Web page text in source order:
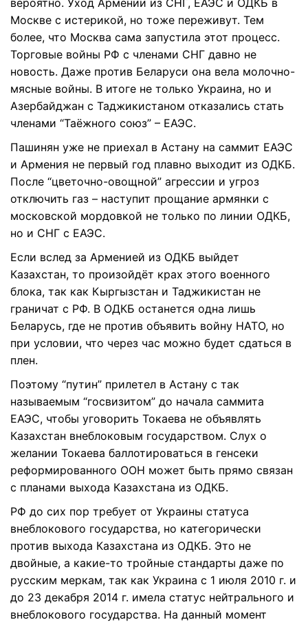
вероятно. Уход Армении из СНГ, ЕАЭС и ОДКБ в
Москве с истерикой, но тоже переживут. Тем
более, что Москва сама запустила этот процесс.
Торговые войны РФ с членами СНГ давно не
новость. Даже против Беларуси она вела молочно-
мясные войны. В итоге не только Украина, но и
Азербайджан с Таджикистаном отказались стать
членами “Таёжного союз” – ЕАЭС.
Пашинян уже не приехал в Астану на саммит ЕАЭС
и Армения не первый год плавно выходит из ОДКБ.
После “цветочно-овощной” агрессии и угроз
отключить газ – наступит прощание армянки с
московской мордовкой не только по линии ОДКБ,
но и СНГ с ЕАЭС.
Если вслед за Арменией из ОДКБ выйдет
Казахстан, то произойдёт крах этого военного
блока, так как Кыргызстан и Таджикистан не
граничат с РФ. В ОДКБ останется одна лишь
Беларусь, где не против объявить войну НАТО, но
при условии, что через час можно будет сдаться в
плен.
Поэтому “путин” прилетел в Астану с так
называемым “госвизитом” до начала саммита
ЕАЭС, чтобы уговорить Токаева не объявлять
Казахстан внеблоковым государством. Слух о
желании Токаева баллотироваться в генсеки
реформированного ООН может быть прямо связан
с планами выхода Казахстана из ОДКБ.
РФ до сих пор требует от Украины статуса
внеблокового государства, но категорически
против выхода Казахстана из ОДКБ. Это не
двойные, а какие-то тройные стандарты даже по
русским меркам, так как Украина с 1 июля 2010 г. и
до 23 декабря 2014 г. имела статус нейтрального и
внеблокового государства. На данный момент